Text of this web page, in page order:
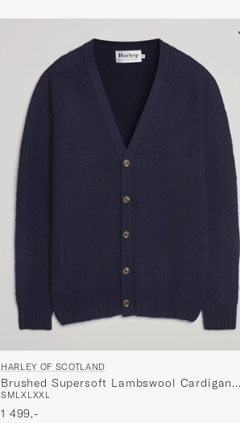
HARLEY OF SCOTLAND
Brushed Supersoft Lambswool Cardigan
Navy
SMLXL XXL
1 499,-